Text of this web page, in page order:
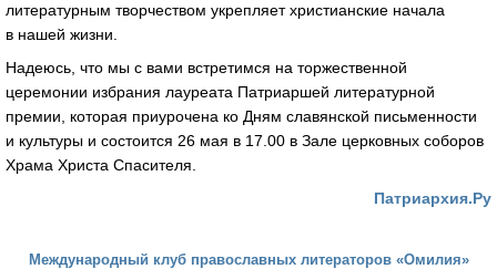
литературным творчеством укрепляет христианские начала
в нашей жизни.
Надеюсь, что мы с вами встретимся на торжественной
церемонии избрания лауреата Патриаршей литературной
премии, которая приурочена ко Дням славянской письменности
и культуры и состоится 26 мая в 17.00 в Зале церковных соборов
Храма Христа Спасителя.
Патриархия.Ру
Международный клуб православных литераторов «Омилия»